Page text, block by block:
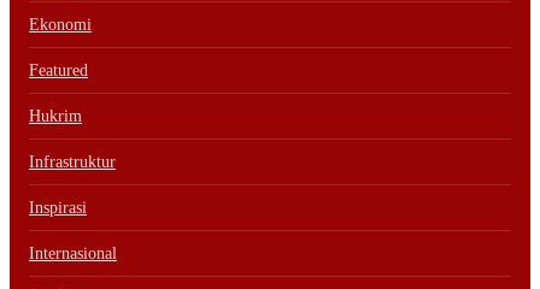
Ekonomi
Featured
Hukrim
Infrastruktur
Inspirasi
Internasional